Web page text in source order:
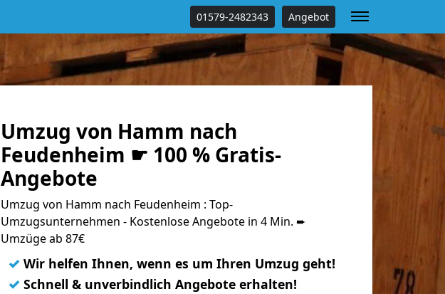
01579-2482343 Angebot
Umzug von Hamm nach
Feudenheim ☛ 100 % Gratis-
Angebote
Umzug von Hamm nach Feudenheim : Top-
Umzugsunternehmen - Kostenlose Angebote in 4 Min. ➨
Umzüge ab 87€
✓ Wir helfen Ihnen, wenn es um Ihren Umzug geht!
✓ Schnell & unverbindlich Angebote erhalten!